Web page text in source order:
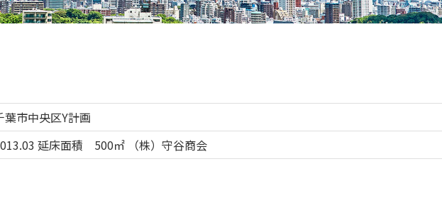
葉市中央区Y計画
延床面積 500㎡ （株）守谷商会